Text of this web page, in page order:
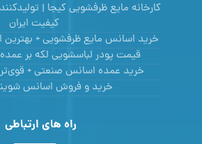
کارخانه مایع ظرفشویی کیجا |
کیفیت ایران
خرید اسانس مایع ظرفشویی +
قیمت پودر لباسشویی لکه بر
خرید عمده اسانس صنعتی +
خرید و فروش اسانس
راه های ارتباطی